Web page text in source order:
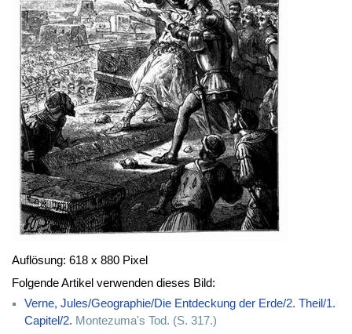
Auflösung: 618 x 880 Pixel
Folgende Artikel verwenden dieses Bild:
Verne, Jules/Geographie/Die Entdeckung der Erde/2. Theil/1.
Capitel/2. Montezuma's Tod. (S. 317.)